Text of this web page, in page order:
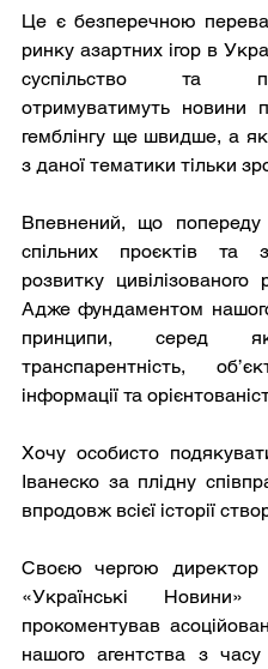
Це є безперечною
ринку азартних ігор в
суспільство та
отримуватимуть новини
гемблінгу ще швидше, а
з даної тематики тільки
Впевнений, що
спільних проєктів та
розвитку цивілізованого
Адже фундаментом нашого
принципи, серед
транспарентність,
інформації та
Хочу особисто
Іванеско за плідну
впродовж всієї історії
Своєю чергою директор
«Українські
прокоментував
нашого агентства з